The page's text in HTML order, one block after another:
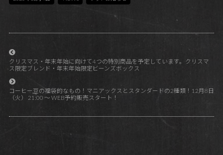
クリスマス・年末年始に向けて4つの特別商品を予定しています。クリスマ
ス限定ブレンド・年末年始限定ビーンズボックス
コーヒー豆の福袋的なもの！マニアックスとスタンダードの2種類！12月8日
（火） 21:00 ～ WEB予約販売スタート！